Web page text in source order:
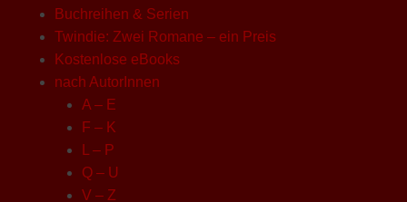
Buchreihen & Serien
Twindie: Zwei Romane – ein Preis
Kostenlose eBooks
nach AutorInnen
A – E
F – K
L – P
Q – U
V – Z